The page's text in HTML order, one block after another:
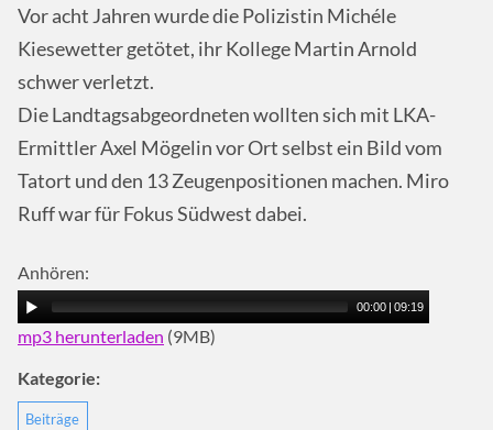
Vor acht Jahren wurde die Polizistin Michéle
Kiesewetter getötet, ihr Kollege Martin Arnold
schwer verletzt.
Die Landtagsabgeordneten wollten sich mit LKA-
Ermittler Axel Mögelin vor Ort selbst ein Bild vom
Tatort und den 13 Zeugenpositionen machen. Miro
Ruff war für Fokus Südwest dabei.
Anhören:
00:00 | 09:19
mp3 herunterladen (9MB)
Kategorie:
Beiträge